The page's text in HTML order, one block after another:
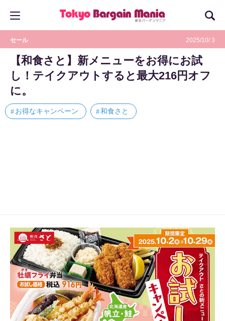
セール 2025/10/ 3
【和食さと】新メニューをお得にお試
し！テイクアウトすると最大216円オフ
に。
お得なキャンペーン 和食さと